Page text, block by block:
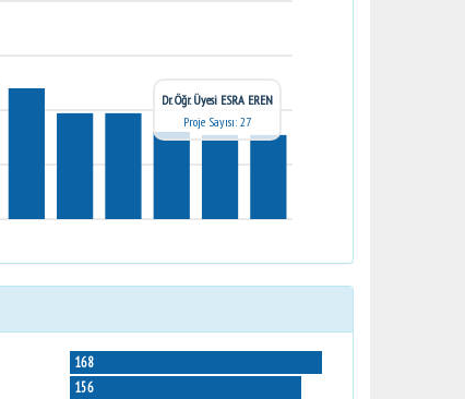
Dr. Öğr. Üyesi ESRA EREN
Proje Sayısı: 27
168
156